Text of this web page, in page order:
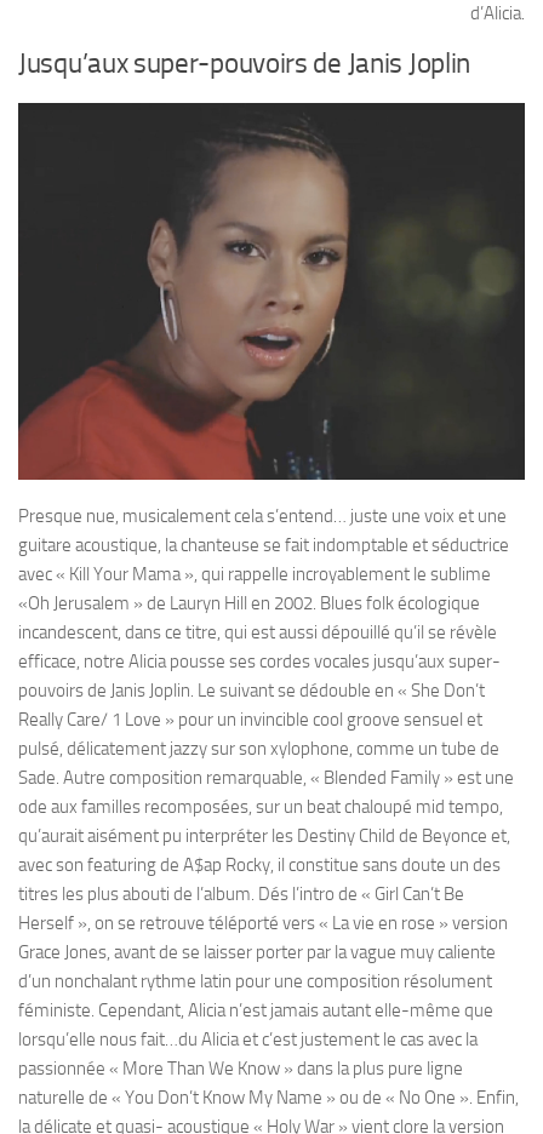
d’Alicia.
Jusqu’aux super-pouvoirs de Janis Joplin
Presque nue, musicalement cela s’entend… juste une voix et une
guitare acoustique, la chanteuse se fait indomptable et séductrice
avec « Kill Your Mama », qui rappelle incroyablement le sublime
«Oh Jerusalem » de Lauryn Hill en 2002. Blues folk écologique
incandescent, dans ce titre, qui est aussi dépouillé qu’il se révèle
efficace, notre Alicia pousse ses cordes vocales jusqu’aux super-
pouvoirs de Janis Joplin. Le suivant se dédouble en « She Don’t
Really Care/ 1 Love » pour un invincible cool groove sensuel et
pulsé, délicatement jazzy sur son xylophone, comme un tube de
Sade. Autre composition remarquable, « Blended Family » est une
ode aux familles recomposées, sur un beat chaloupé mid tempo,
qu’aurait aisément pu interpréter les Destiny Child de Beyonce et,
avec son featuring de A$ap Rocky, il constitue sans doute un des
titres les plus abouti de l’album. Dés l’intro de « Girl Can’t Be
Herself », on se retrouve téléporté vers « La vie en rose » version
Grace Jones, avant de se laisser porter par la vague muy caliente
d’un nonchalant rythme latin pour une composition résolument
féministe. Cependant, Alicia n’est jamais autant elle-même que
lorsqu’elle nous fait…du Alicia et c’est justement le cas avec la
passionnée « More Than We Know » dans la plus pure ligne
naturelle de « You Don’t Know My Name » ou de « No One ». Enfin,
la délicate et quasi- acoustique « Holy War » vient clore la version